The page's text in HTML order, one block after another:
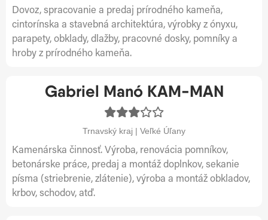
Dovoz, spracovanie a predaj prírodného kameňa,
cintorínska a stavebná architektúra, výrobky z ónyxu,
parapety, obklady, dlažby, pracovné dosky, pomníky a
hroby z prírodného kameňa.
Gabriel Manó KAM-MAN
Trnavský kraj | Veľké Úľany
Kamenárska činnosť. Výroba, renovácia pomníkov,
betonárske práce, predaj a montáž doplnkov, sekanie
písma (striebrenie, zlátenie), výroba a montáž obkladov,
krbov, schodov, atď.